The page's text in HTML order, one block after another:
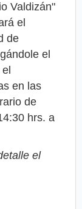
Valdizán"
el
de
el
en las
de
hrs. a
el